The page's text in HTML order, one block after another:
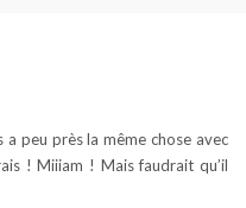
peu près la même chose avec
! Miiiam ! Mais faudrait qu’il